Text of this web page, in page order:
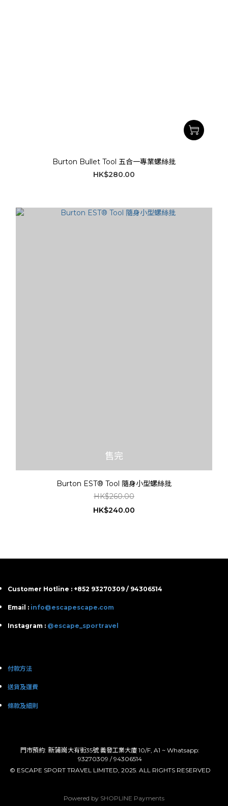
Burton Bullet Tool 五合一專業螺絲批
HK$280.00
售完
Burton EST® Tool 隨身小型螺絲批
HK$260.00
HK$240.00
Customer Hotline : +852 93270309 / 94306514
Email : info@escapescape.com
Instagram : @escape_sportravel
付款方法
送貨及運費
條款及細則
門市預約: 新蒲崗大有街35號 義發工業大廈 10/F, A1 ~ Whatsapp:
93270309 / 94306514
© ESCAPE SPORT TRAVEL LIMITED, 2025. ALL RIGHTS RESERVED
Powered by SHOPLINE Payments